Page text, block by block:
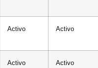
Activo Activo
Activo Activo